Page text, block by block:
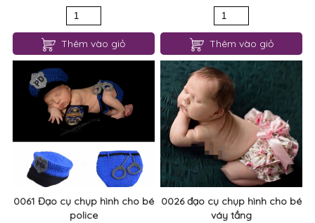
Thêm vào giỏ Thêm vào giỏ
0061 Đạo cụ chụp hình cho bé
police
0026 đạo cụ chụp hình cho bé
váy tầng